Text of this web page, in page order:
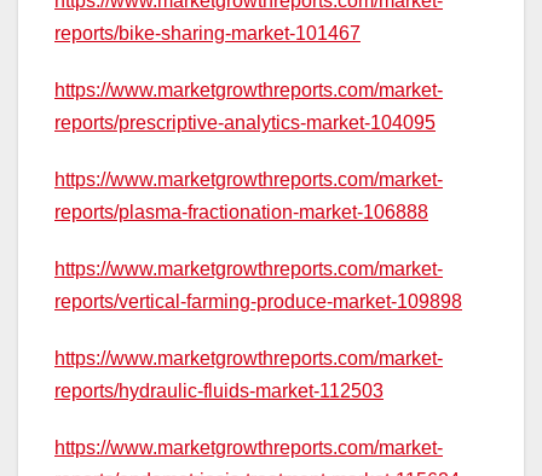
reports/bike-sharing-market-101467
https://www.marketgrowthreports.com/market-
reports/prescriptive-analytics-market-104095
https://www.marketgrowthreports.com/market-
reports/plasma-fractionation-market-106888
https://www.marketgrowthreports.com/market-
reports/vertical-farming-produce-market-109898
https://www.marketgrowthreports.com/market-
reports/hydraulic-fluids-market-112503
https://www.marketgrowthreports.com/market-